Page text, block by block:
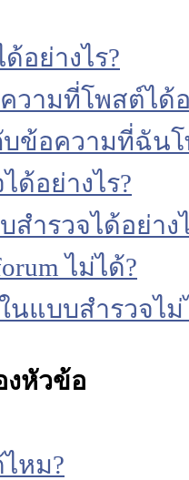
อย่างไร?
วามที่โพสต์ได้อ
ข้อความที่ฉันโ
ด้อย่างไร?
ำรวจได้อย่าง
ไม่ได้?
นแบบสำรวจไม่
หัวข้อ
หม?